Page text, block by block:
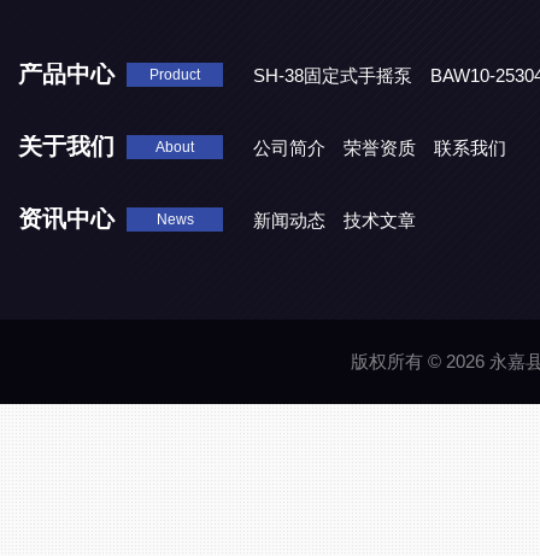
产品中心 Product SH-38固定式手摇泵
BAW10-
关于我们 About 公司简介 荣誉资质 联系我们
资讯中心 News 新闻动态 技术文章
版权所有 © 2026 永嘉